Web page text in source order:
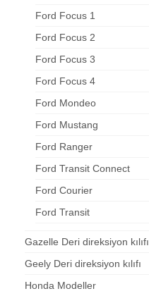
Ford Focus 1
Ford Focus 2
Ford Focus 3
Ford Focus 4
Ford Mondeo
Ford Mustang
Ford Ranger
Ford Transit Connect
Ford Courier
Ford Transit
Gazelle Deri direksiyon kılıfı
Geely Deri direksiyon kılıfı
Honda Modeller